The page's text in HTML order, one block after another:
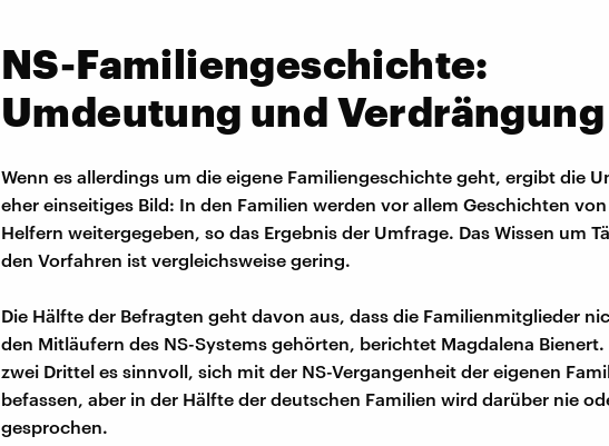
NS-Familiengeschichte:
Umdeutung und Verdrängung
Wenn es allerdings um die eigene Familiengeschichte geht, ergibt die
eher einseitiges Bild: In den Familien werden vor allem Geschichten
Helfern weitergegeben, so das Ergebnis der Umfrage. Das Wissen um
den Vorfahren ist vergleichsweise gering.
Die Hälfte der Befragten geht davon aus, dass die Familienmitglieder
den Mitläufern des NS-Systems gehörten, berichtet Magdalena
zwei Drittel es sinnvoll, sich mit der NS-Vergangenheit der eigenen
befassen, aber in der Hälfte der deutschen Familien wird darüber nie
gesprochen.